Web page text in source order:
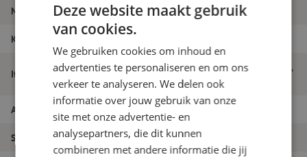
Merk Maunt
Kleur Wit
Itemnaam
Lascassette incl. lashouder en afdekplaat,
12-voudig
Artikelnummer M00000250
Soort product Las accessoires
Deze website maakt gebruik
van cookies.
We gebruiken cookies om inhoud en
advertenties te personaliseren en om ons
verkeer te analyseren. We delen ook
informatie over jouw gebruik van onze
site met onze advertentie- en
analysepartners, die dit kunnen
combineren met andere informatie die jij